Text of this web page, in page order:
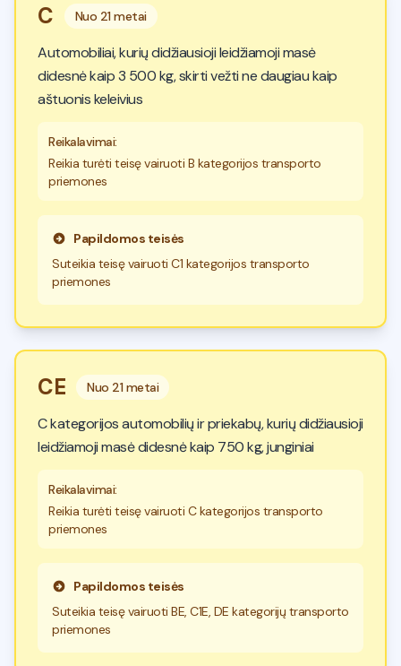
C Nuo 21 metai
Automobiliai, kurių didžiausioji leidžiamoji masė
didesnė kaip 3 500 kg, skirti vežti ne daugiau kaip
aštuonis keleivius
Reikalavimai:
Reikia turėti teisę vairuoti B kategorijos transporto
priemones
Papildomos teisės
Suteikia teisę vairuoti C1 kategorijos transporto
priemones
CE Nuo 21 metai
C kategorijos automobilių ir priekabų, kurių didžiausioji
leidžiamoji masė didesnė kaip 750 kg, junginiai
Reikalavimai:
Reikia turėti teisę vairuoti C kategorijos transporto
priemones
Papildomos teisės
Suteikia teisę vairuoti BE, C1E, DE kategorijų transporto
priemones